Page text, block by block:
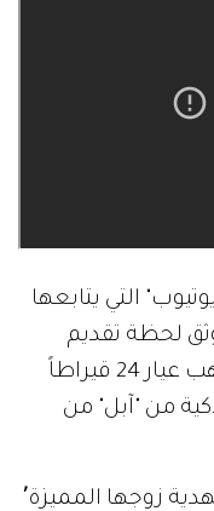
التي يتابعها
شخص٬ فيديو يوثق لحظة تقديم
أحمد لزوجته زينب "آيفون" من الذهب عيار 24 قيراطاً
من "آبل" من